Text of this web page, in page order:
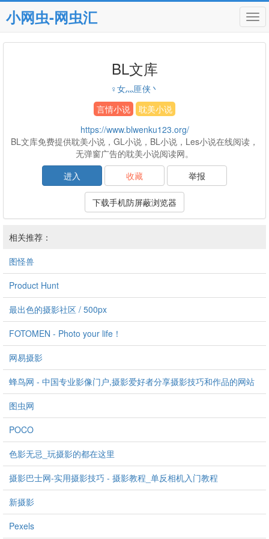
小网虫-网虫汇
BL文库
♀女灬匪侠丶
言情小说
耽美小说
https://www.blwenku123.org/
BL文库免费提供耽美小说，GL小说，BL小说，Les小说在线阅读，
无弹窗广告的耽美小说阅读网。
进入
收藏 举报
下载手机防屏蔽浏览器
相关推荐：
图怪兽
Product Hunt
最出色的摄影社区 / 500px
FOTOMEN - Photo your life！
网易摄影
蜂鸟网 - 中国专业影像门户,摄影爱好者分享摄影技巧和作品的网站
图虫网
POCO
色影无忌_玩摄影的都在这里
摄影巴士网-实用摄影技巧 - 摄影教程_单反相机入门教程
新摄影
Pexels